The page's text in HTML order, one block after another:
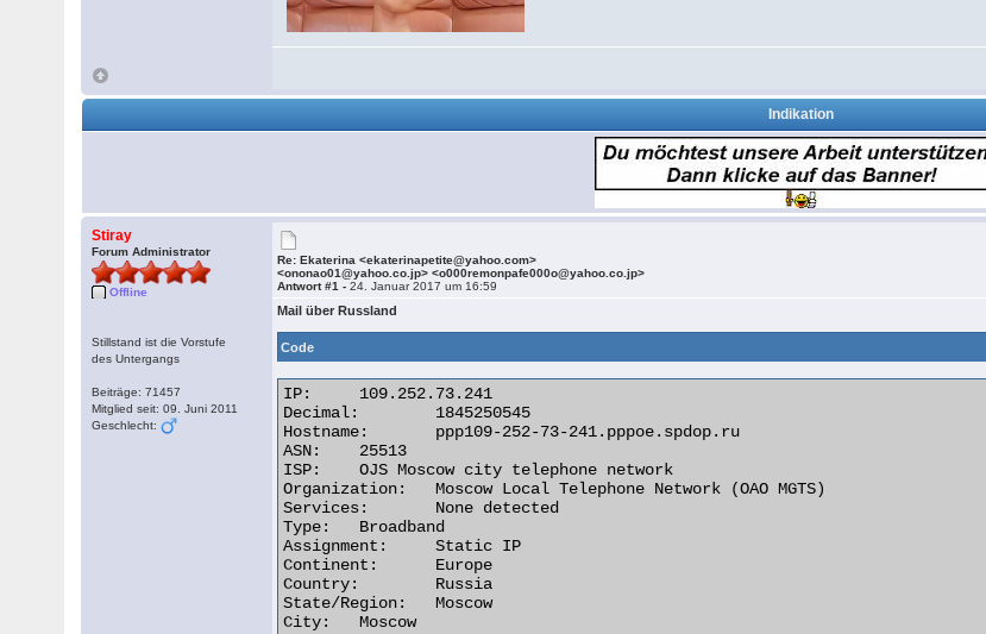
Indikation
Stiray
Forum Administrator
Offline
Stillstand ist die Vorstufe
des Untergangs
Beiträge: 71457
Mitglied seit: 09. Juni 2011
Geschlecht:
Re: Ekaterina <ekaterinapetite@yahoo.com>
<ononao01@yahoo.co.jp> <o000remonpafe000o@yahoo.co.jp>
Antwort #1 -24. Januar 2017 um 16:59
Mail über Russland
Code
IP:	109.252.73.241
Decimal:	1845250545
Hostname:	ppp109-252-73-241.pppoe.spdop.ru
ASN:	25513
ISP:	OJS Moscow city telephone network
Organization:	Moscow Local Telephone Network (OAO MGTS)
Services:	None detected
Type:	Broadband
Assignment:	Static IP
Continent:	Europe
Country:	Russia
State/Region:	Moscow
City:	Moscow